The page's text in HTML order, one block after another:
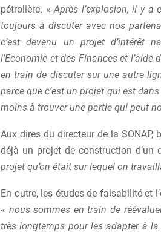
pétrolière. «Après l’explosion, il y a
toujours à discuter avec nos
c’est devenu un projet d’intérêt
l’Economie et des Finances et
en train de discuter sur une autre
parce que c’est un projet qui est
moins à trouver une partie qui peut
Aux dires du directeur de la
déjà un projet de construction d’un
projet qu’on était sur lequel on
En outre, les études de faisabilité et
« nous sommes en train de
très longtemps pour les adapter à